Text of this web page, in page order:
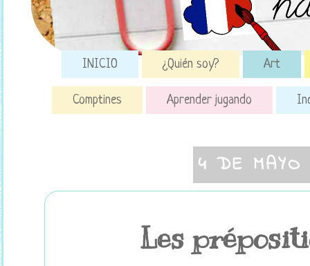
INICIO ¿Quién soy? Art
Comptines Aprender jugando
4 DE
Les